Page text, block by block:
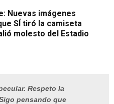
Nuevas imágenes
SÍ tiró la camiseta
molesto del Estadio
Respeto la
pensando que